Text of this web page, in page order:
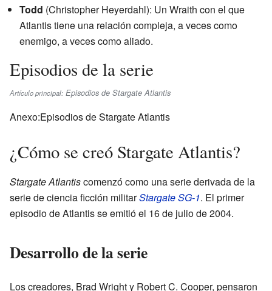
Todd (Christopher Heyerdahl): Un Wraith con el que
Atlantis tiene una relación compleja, a veces como
enemigo, a veces como aliado.
Episodios de la serie
Artículo principal: Episodios de Stargate Atlantis
Anexo:Episodios de Stargate Atlantis
¿Cómo se creó Stargate Atlantis?
Stargate Atlantiscomenzó como una serie derivada de la
serie de ciencia ficción militarStargate SG-1. El primer
episodio de Atlantis se emitió el 16 de julio de 2004.
Desarrollo de la serie
Los creadores, Brad Wright y Robert C. Cooper, pensaron